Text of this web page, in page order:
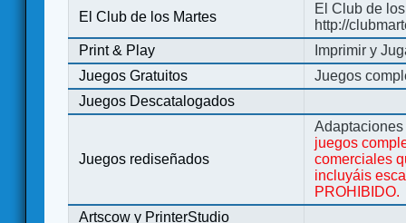
El Club de los Martes
El Club de
http://
Print & Play
Imprimir y
Juegos Gratuitos
Juegos
Juegos Descatalogados
Juegos rediseñados
juegos
comerciales
incluyáis
PROHIBIDO.
Artscow y PrinterStudio